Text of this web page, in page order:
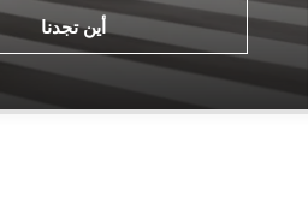
أين تجدنا